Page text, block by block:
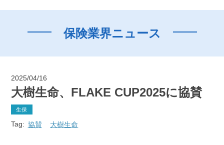
保険業界ニュース
2025/04/16
大樹生命、FLAKE CUP2025に協賛
生保
Tag: 協賛 大樹生命